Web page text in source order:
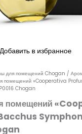
Добавить в избранное
для помещений Chogan /
помещений «Cooperativa
Chogan
помещений